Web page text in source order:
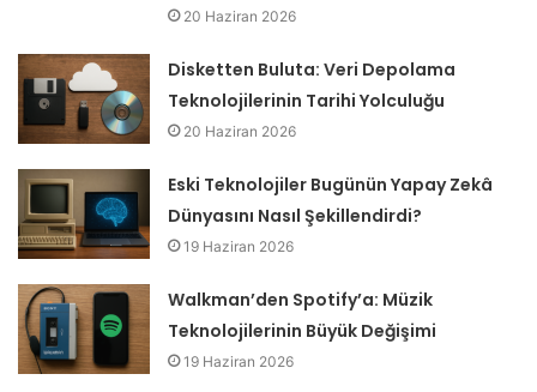
20 Haziran 2026
Disketten Buluta: Veri Depolama
Teknolojilerinin Tarihi Yolculuğu
20 Haziran 2026
Eski Teknolojiler Bugünün Yapay Zekâ
Dünyasını Nasıl Şekillendirdi?
19 Haziran 2026
Walkman’den Spotify’a: Müzik
Teknolojilerinin Büyük Değişimi
19 Haziran 2026